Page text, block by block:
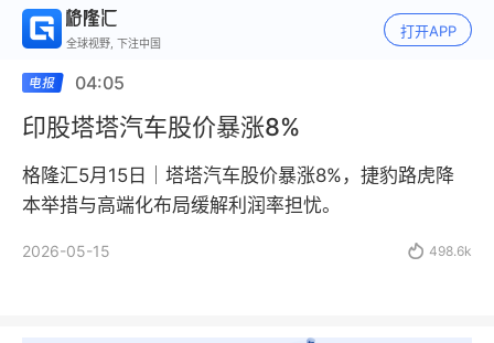
全球视野, 下注中国
打开APP
04:05
印股塔塔汽车股价暴涨8%
格隆汇5月15日｜塔塔汽车股价暴涨8%，捷豹路虎降
本举措与高端化布局缓解利润率担忧。
2026-05-15  498.6k